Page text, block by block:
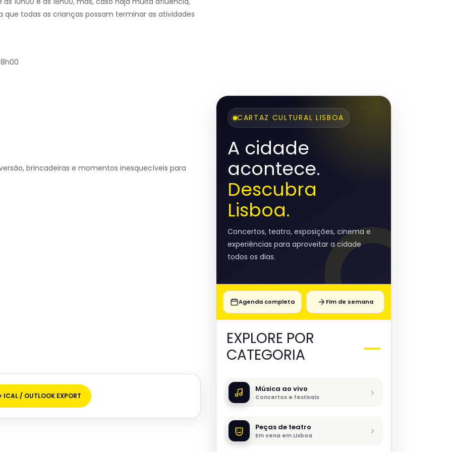
todas as crianças possam terminar as atividades
brincadeiras e momentos inesquecíveis para
ICAL / OUTLOOK EXPORT
CARTAZ CULTURAL LISBOA
A cidade
acontece.
Descubra
Lisboa.
Concertos, teatro, exposições, cinema e
experiências para aproveitar a cidade
todos os dias.
Agenda completa Fim de semana
EXPLORE POR
CATEGORIA
Música ao vivo
Concertos e festivais
Peças de teatro
Em cena em Lisboa